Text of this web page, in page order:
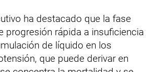
ha destacado que la fase
progresión rápida a insuficiencia
de líquido en los
que puede derivar en